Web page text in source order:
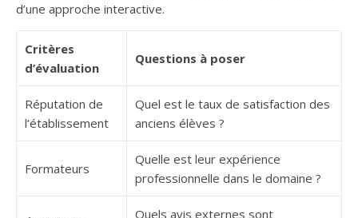
d’une approche interactive.
Critères
d’évaluation
Questions à poser
Réputation de
l’établissement
Quel est le taux de satisfaction des
anciens élèves ?
Formateurs
Quelle est leur expérience
professionnelle dans le domaine ?
Quels avis externes sont